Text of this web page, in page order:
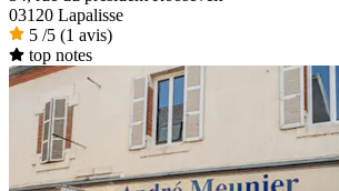
03120 Lapalisse
5 /5 (1 avis)
top notes